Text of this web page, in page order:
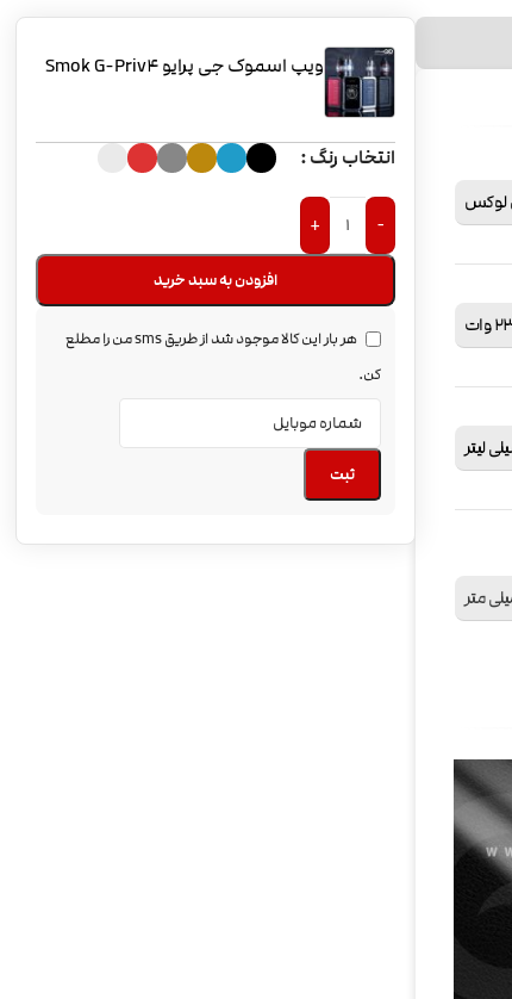
لوکس
وات
ویپ اسموک جی پرایو Smok G-Priv4
انتخاب رنگ
-
+
افزودن به سبد خرید
هر بار این کالا موجود شد از طریق sms من را مطلع
کن.
ثبت